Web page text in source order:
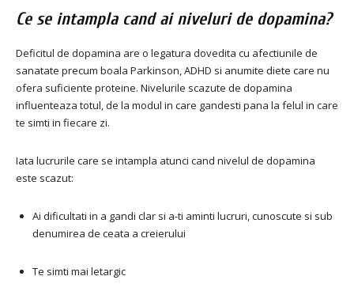
Ce se intampla cand ai niveluri de dopamina?
Deficitul de dopamina are o legatura dovedita cu afectiunile de
sanatate precum boala Parkinson, ADHD si anumite diete care nu
ofera suficiente proteine. Nivelurile scazute de dopamina
influenteaza totul, de la modul in care gandesti pana la felul in care
te simti in fiecare zi.
Iata lucrurile care se intampla atunci cand nivelul de dopamina
este scazut:
Ai dificultati in a gandi clar si a-ti aminti lucruri, cunoscute si sub
denumirea de ceata a creierului
Te simti mai letargic